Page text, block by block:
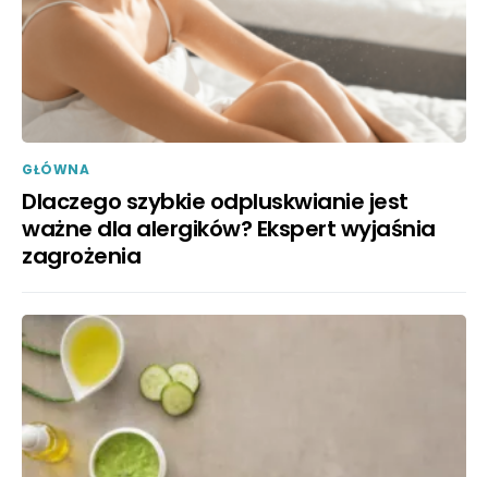
GŁÓWNA
Dlaczego szybkie odpluskwianie jest
ważne dla alergików? Ekspert wyjaśnia
zagrożenia